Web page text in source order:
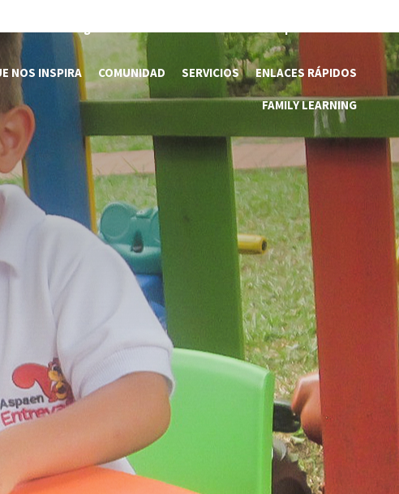
NOS INSPIRA COMUNIDAD SERVICIOS ENLACES RÁPIDOS
FAMILY LEARNING